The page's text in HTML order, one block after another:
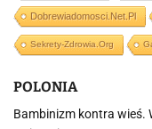
Dobrewiadomosci.net.pl
Sekrety-Zdrowia.org
POLONIA
Bambinizm kontra wieś.